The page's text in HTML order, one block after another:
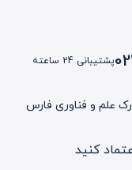
پشتیبانی 24 ساعته
علم و فناوری فارس
کنید